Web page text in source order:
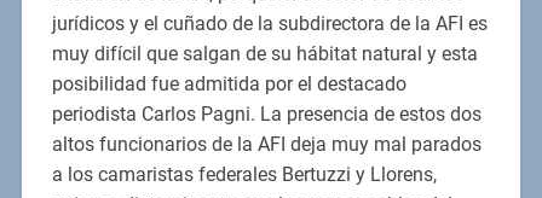
jurídicos y el cuñado de la subdirectora de la AFI es
muy difícil que salgan de su hábitat natural y esta
posibilidad fue admitida por el destacado
periodista Carlos Pagni. La presencia de estos dos
altos funcionarios de la AFI deja muy mal parados
a los camaristas federales Bertuzzi y Llorens,